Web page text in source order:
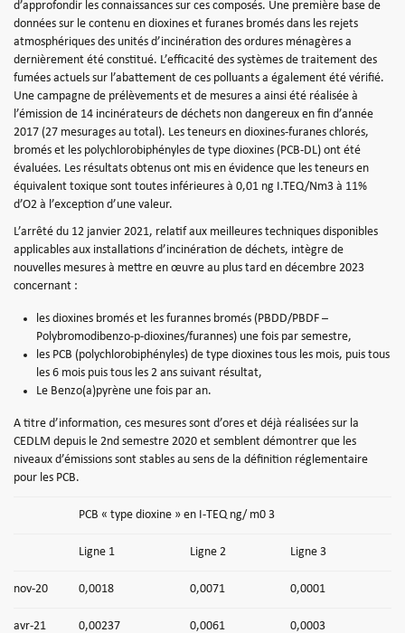
d’approfondir les connaissances sur ces composés. Une première base de
données sur le contenu en dioxines et furanes bromés dans les rejets
atmosphériques des unités d’incinération des ordures ménagères a
dernièrement été constitué. L’efficacité des systèmes de traitement des
fumées actuels sur l’abattement de ces polluants a également été vérifié.
Une campagne de prélèvements et de mesures a ainsi été réalisée à
l’émission de 14 incinérateurs de déchets non dangereux en fin d’année
2017 (27 mesurages au total). Les teneurs en dioxines-furanes chlorés,
bromés et les polychlorobiphényles de type dioxines (PCB-DL) ont été
évaluées. Les résultats obtenus ont mis en évidence que les teneurs en
équivalent toxique sont toutes inférieures à 0,01 ng I.TEQ/Nm3 à 11%
d’O2 à l’exception d’une valeur.
L’arrêté du 12 janvier 2021, relatif aux meilleures techniques disponibles
applicables aux installations d’incinération de déchets, intègre de
nouvelles mesures à mettre en œuvre au plus tard en décembre 2023
concernant :
les dioxines bromés et les furannes bromés (PBDD/PBDF –
Polybromodibenzo-p-dioxines/furannes) une fois par semestre,
les PCB (polychlorobiphényles) de type dioxines tous les mois, puis tous
les 6 mois puis tous les 2 ans suivant résultat,
Le Benzo(a)pyrène une fois par an.
A titre d’information, ces mesures sont d’ores et déjà réalisées sur la
CEDLM depuis le 2nd semestre 2020 et semblent démontrer que les
niveaux d’émissions sont stables au sens de la définition réglementaire
pour les PCB.
PCB « type dioxine » en I-TEQ ng/ m0 3
Ligne 1 Ligne 2 Ligne 3
nov-20 0,0018 0,0071 0,0001
avr-21 0,00237 0,0061 0,0003